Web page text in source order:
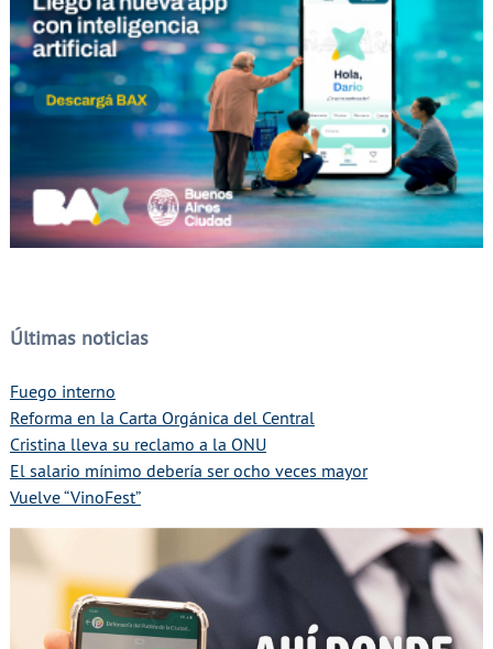
Últimas noticias
Fuego interno
Reforma en la Carta Orgánica del Central
Cristina lleva su reclamo a la ONU
El salario mínimo debería ser ocho veces mayor
Vuelve “VinoFest”